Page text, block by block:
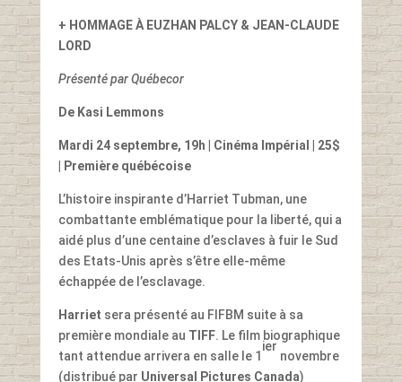
+ HOMMAGE À EUZHAN PALCY & JEAN-CLAUDE
LORD
Présenté par Québecor
De Kasi Lemmons
Mardi 24 septembre, 19h
| Cinéma Impérial | 25$
| Première québécoise
L’histoire inspirante d’Harriet Tubman, une
combattante emblématique pour la liberté, qui a
aidé plus d’une centaine d’esclaves à fuir le Sud
des Etats-Unis après s’être elle-même
échappée de l’esclavage.
Harriet sera présenté au FIFBM suite à sa
première mondiale au TIFF. Le film biographique
tant attendue arrivera en salle le 1
ier
novembre
(distribué par Universal Pictures Canada)